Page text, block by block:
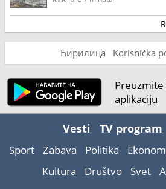
Ћирилица Korisnička
aplikaciju
Vesti TV program
Sport Zabava Politika
Kultura
Društvo Svet